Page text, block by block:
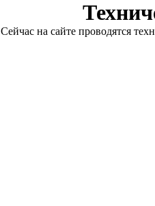
Сейчас на сайте проводятся